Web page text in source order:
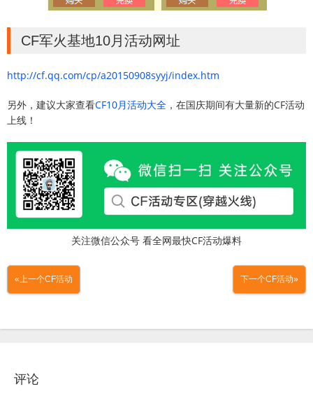
CF军火基地10月活动网址
http://cf.qq.com/cp/a20150908syyj/index.htm
另外，建议大家查看CF10月活动大全 ，在国庆期间有大量新的CF活动
上线！
关注微信公众号 看全网最快CF活动爆料
«上一个CF活动 下一个CF活动»
评论